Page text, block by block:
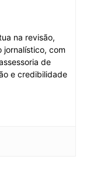
na revisão,
com
de
e credibilidade